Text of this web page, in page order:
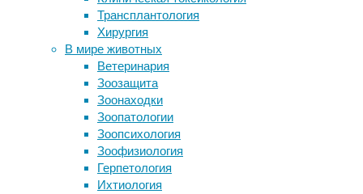
Трансплантология
Хирургия
В мире животных
Ветеринария
Зоозащита
Зоонаходки
Зоопатологии
Зоопсихология
Зоофизиология
Герпетология
Ихтиология
Tagout
(LOTO)
20/05/2026,
19:10
20/05/2026
Обеспечение
сохранения
жизни
НКО
Инсульты и Паркинсон: от чего
страдают дети жертв холокоста
Врачи поставили испанцу диагноз по
переползающим пятнам на коже
Микробы для здоровья
Бета-амилоид заражает нейроны
через нанотрубки
Следите за новостями